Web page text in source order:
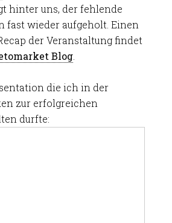
hinter uns, der fehlende
fast wieder aufgeholt. Einen
der Veranstaltung findet
Blog.
die ich in der
zur erfolgreichen
durfte: